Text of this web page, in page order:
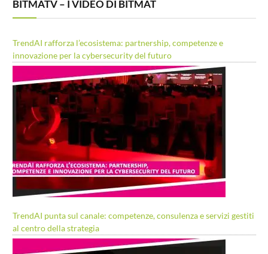
BITMATV – I VIDEO DI BITMAT
TrendAI rafforza l’ecosistema: partnership, competenze e
innovazione per la cybersecurity del futuro
TrendAI punta sul canale: competenze, consulenza e servizi gestiti
al centro della strategia